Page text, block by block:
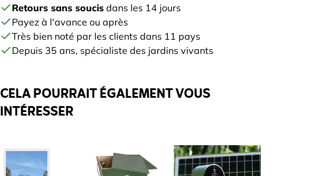
Retours sans soucis dans les 14 jours
Payez à l'avance ou après
Très bien noté par les clients dans 11 pays
Depuis 35 ans, spécialiste des jardins vivants
CELA POURRAIT ÉGALEMENT VOUS
INTÉRESSER